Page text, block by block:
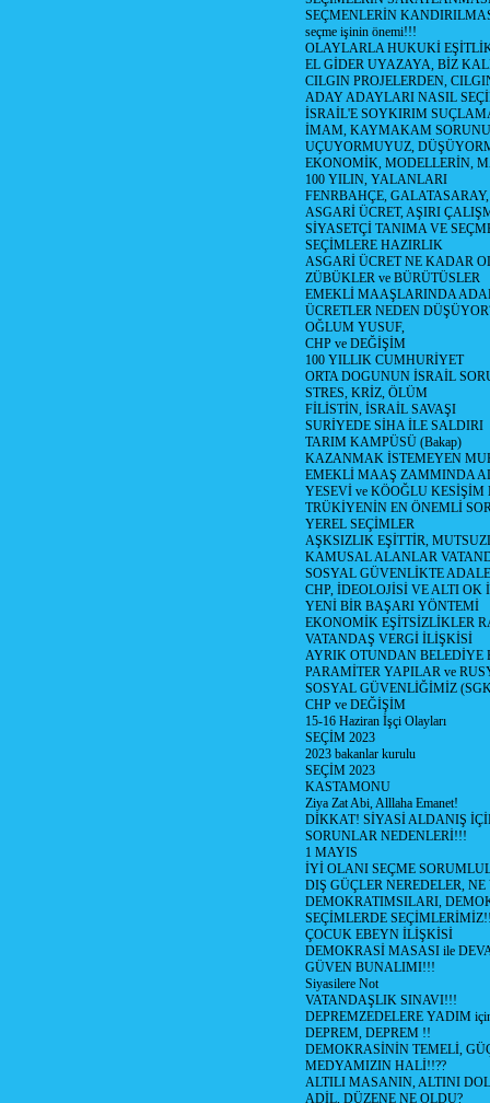
SEÇMENLERİN
seçme işinin önemi!!!
OLAYLARLA HUKUKİ
EL GİDER UYAZAYA, BİZ
CILGIN PROJELERDEN,
ADAY ADAYLARI NASIL
İSRAİL'E SOYKIRIM
İMAM, KAYMAKAM SORUNU
UÇUYORMUYUZ,
EKONOMİK, MODELLERİN,
100 YILIN, YALANLARI
FENRBAHÇE,
ASGARİ ÜCRET, AŞIRI
SİYASETÇİ TANIMA VE
SEÇİMLERE HAZIRLIK
ASGARİ ÜCRET NE KADAR
ZÜBÜKLER ve BÜRÜTÜSLER
EMEKLİ MAAŞLARINDA
ÜCRETLER NEDEN
OĞLUM YUSUF,
CHP ve DEĞİŞİM
100 YILLIK CUMHURİYET
ORTA DOGUNUN İSRAİL
STRES, KRİZ, ÖLÜM
FİLİSTİN, İSRAİL SAVAŞI
SURİYEDE SİHA İLE SALDIRI
TARIM KAMPÜSÜ (Bakap)
KAZANMAK İSTEMEYEN
EMEKLİ MAAŞ ZAMMINDA
YESEVİ ve KÖOĞLU
TRÜKİYENİN EN ÖNEMLİ
YEREL SEÇİMLER
AŞKSIZLIK EŞİTTİR,
KAMUSAL ALANLAR
SOSYAL GÜVENLİKTE
CHP, İDEOLOJİSİ VE ALTI OK
YENİ BİR BAŞARI YÖNTEMİ
EKONOMİK EŞİTSİZLİKLER
VATANDAŞ VERGİ İLİŞKİSİ
AYRIK OTUNDAN
PARAMİTER YAPILAR ve
SOSYAL GÜVENLİĞİMİZ
CHP ve DEĞİŞİM
15-16 Haziran İşçi Olayları
SEÇİM 2023
2023 bakanlar kurulu
SEÇİM 2023
KASTAMONU
Ziya Zat Abi, Alllaha Emanet!
DİKKAT! SİYASİ ALDANIŞ
SORUNLAR NEDENLERİ!!!
1 MAYIS
İYİ OLANI SEÇME
DIŞ GÜÇLER NEREDELER,
DEMOKRATIMSILARI,
SEÇİMLERDE
ÇOCUK EBEYN İLİŞKİSİ
DEMOKRASİ MASASI ile
GÜVEN BUNALIMI!!!
Siyasilere Not
VATANDAŞLIK SINAVI!!!
DEPREMZEDELERE YADIM
DEPREM, DEPREM !!
DEMOKRASİNİN TEMELİ,
MEDYAMIZIN HALİ!!??
ALTILI MASANIN, ALTINI
ADİL, DÜZENE NE OLDU?